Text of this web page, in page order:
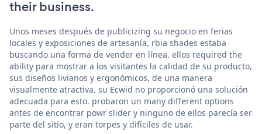
their business.
Unos meses después de publicizing su negocio en ferias
locales y exposiciones de artesanía, rbia shades estaba
buscando una forma de vender en línea. ellos required the
ability para mostrar a los visitantes la calidad de su producto,
sus diseños livianos y ergonómicos, de una manera
visualmente atractiva. su Ecwid no proporcionó una solución
adecuada para esto. probaron un many different options
antes de encontrar powr slider y ninguno de ellos parecía ser
parte del sitio, y eran torpes y difíciles de usar.